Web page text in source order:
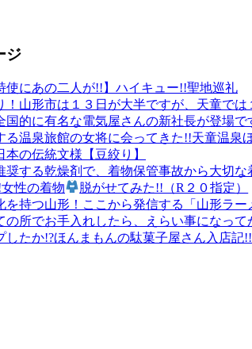
ジ
使にあの二人が!!】ハイキュー!!聖地巡礼
！山形市は１３日が大半ですが、天童では
国的に有名な電気屋さんの新社長が登場で
る温泉旅館の女将に会ってきた!!天童温泉
本の伝統文様【豆絞り】
奨する乾燥剤で、着物保管事故から大切
性の着物
脱がせてみた!!（R２０指定）
を持つ山形！ここから発信する「山形ラー
の所でお手入れしたら、えらい事になって
したか!?ほんまもんの駄菓子屋さん入店記!!